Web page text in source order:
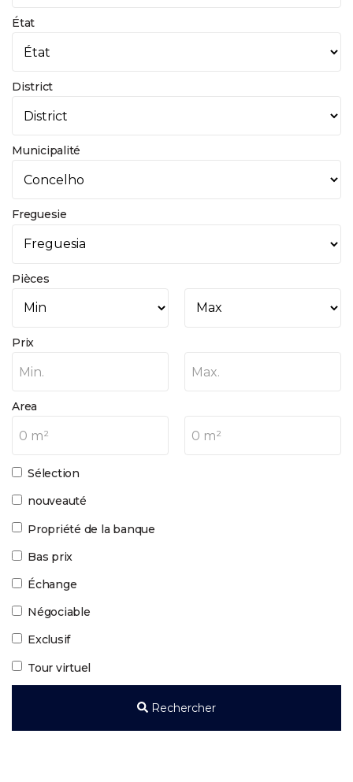
État
District
Municipalité
Freguesie
Pièces
Prix
Min. Max.
Area
0 m² 0 m²
Sélection
nouveauté
Propriété de la banque
Bas prix
Échange
Négociable
Exclusif
Tour virtuel
Rechercher